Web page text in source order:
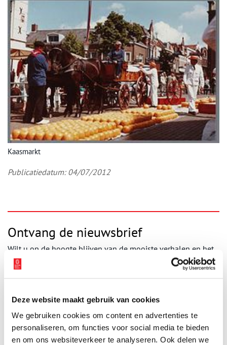
Deze website maakt gebruik van cookies
We gebruiken cookies om content en advertenties te
personaliseren, om functies voor social media te bieden
en om ons websiteverkeer te analyseren. Ook delen we
Kaasmarkt
Publicatiedatum: 04/07/2012
Ontvang de nieuwsbrief
Wilt u op de hoogte blijven van de mooiste verhalen en het
laatste erfgoednieuws? Schrijf u dan nu in voor onze
Bij inschrijving gaat u akkoord met ons privacybeleid